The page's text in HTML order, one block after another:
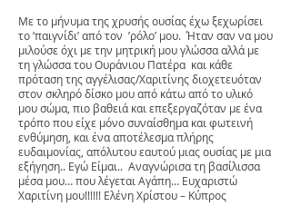
Mε το μήνυμα της χρυσής ουσίας έχω ξεχωρίσει
το ’παιγνίδι’ από τον ’ρόλο’ μου. Ήταν σαν να μου
μιλούσε όχι με την μητρική μου γλώσσα αλλά με
τη γλώσσα του Ουράνιου Πατέρα και κάθε
πρόταση της αγγέλισας/Χαριτίνης διοχετευόταν
στον σκληρό δίσκο μου από κάτω από το υλικό
μου σώμα, πιο βαθειά και επεξεργαζόταν με ένα
τρόπο που είχε μόνο συναίσθημα και φωτεινή
ενθύμηση, και ένα αποτέλεσμα πλήρης
ευδαιμονίας, απόλυτου εαυτού μιας ουσίας με μια
εξήγηση.. Εγώ Είμαι.. Αναγνώρισα τη βασίλισσα
μέσα μου… που λέγεται Αγάπη… Ευχαριστώ
Χαριτίνη μου!!!!!! Ελένη Χρίστου – Κύπρος